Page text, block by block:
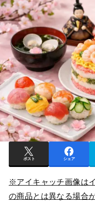
ポスト シェア
※アイキャッチ画像は
の商品とは異なる場合